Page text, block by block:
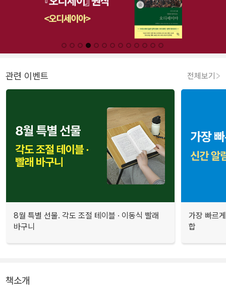
관련 이벤트 전체보기
8월 특별 선물. 각도 조절 테이블 · 이동식 빨래
바구니
가장 빠르
합
책소개